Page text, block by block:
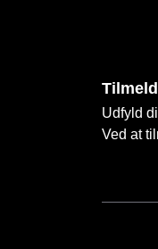
Udfyld
Ved at